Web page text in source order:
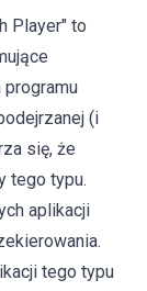
Player" to
(i
się, że
tego typu.
aplikacji
tego typu